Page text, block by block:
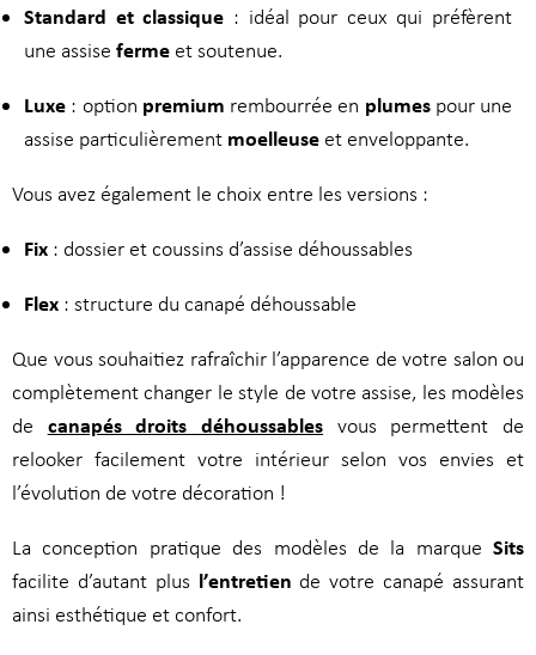
Standard et classique : idéal pour ceux qui préfèrent
une assise ferme et soutenue.
Luxe : option premium rembourrée en plumespour une
assise particulièrement moelleuse et enveloppante.
Vous avez également le choix entre les versions :
Fix : dossier et coussins d’assise déhoussables
Flex : structure du canapé déhoussable
Que vous souhaitiez rafraîchir l’apparence de votre salon ou
complètement changer le style de votre assise, les modèles
de canapés droits déhoussables vous permettent de
relooker facilement votre intérieur selon vos envies et
l’évolution de votre décoration !
La conception pratique des modèles de la marque Sits
facilite d’autant plus l’entretien de votre canapé assurant
ainsi esthétique et confort.